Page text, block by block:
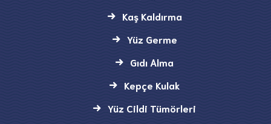
Kaş Kaldırma
Yüz Germe
Gıdı Alma
Kepçe Kulak
Yüz Cildi Tümörleri